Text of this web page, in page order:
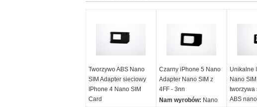
Tworzywo ABS Nano
SIM Adapter sieciowy
IPhone 4 Nano SIM
Card
Czarny iPhone 5 Nano
Adapter Nano SIM z
4FF - 3nn
Nam wyrobów: Nano
Unikalne
Nano
tworzywa
ABS